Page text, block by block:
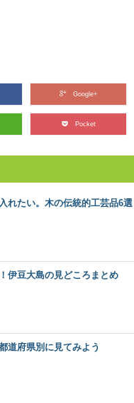
白太とは、何が違うので...
はなに？47都道府県の木
っていますか？ また、あな...
ィアにもよく登場するので、一...
Google+
Pocket
れたい。木の伝統的工芸品6選
伊豆大島の見どころまとめ
道府県別に見てみよう